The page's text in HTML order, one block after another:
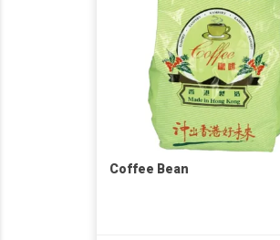
Coffee Bean